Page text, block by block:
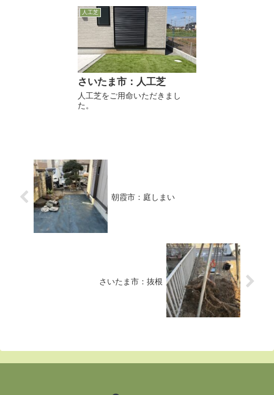
と再生することがありますの
で、根から取り除きます。 セ
人工芝
さいたま市：人工芝
人工芝をご用命いただきまし
た。
朝霞市：庭しまい
さいたま市：抜根